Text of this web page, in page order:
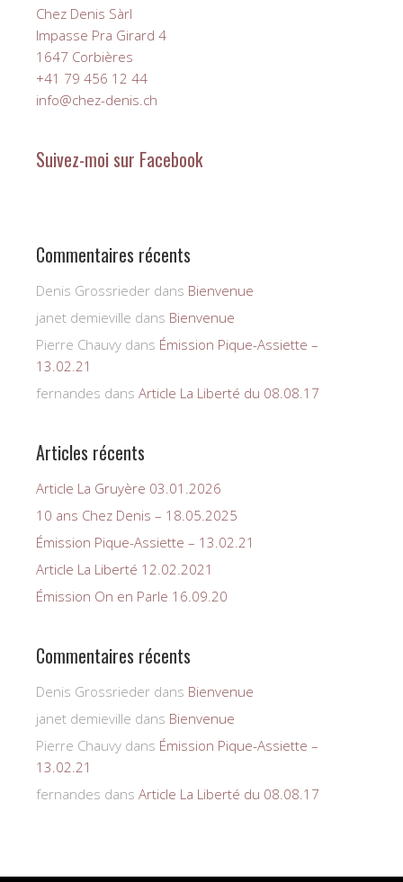
Chez Denis Sàrl
Impasse Pra Girard 4
1647 Corbières
+41 79 456 12 44
info@chez-denis.ch
Suivez-moi sur Facebook
Commentaires récents
Denis Grossrieder dans Bienvenue
janet demieville dans Bienvenue
Pierre Chauvy dans Émission Pique-Assiette –
13.02.21
fernandes dans Article La Liberté du 08.08.17
Articles récents
Article La Gruyère 03.01.2026
10 ans Chez Denis – 18.05.2025
Émission Pique-Assiette – 13.02.21
Article La Liberté 12.02.2021
Émission On en Parle 16.09.20
Commentaires récents
Denis Grossrieder dans Bienvenue
janet demieville dans Bienvenue
Pierre Chauvy dans Émission Pique-Assiette –
13.02.21
fernandes dans Article La Liberté du 08.08.17